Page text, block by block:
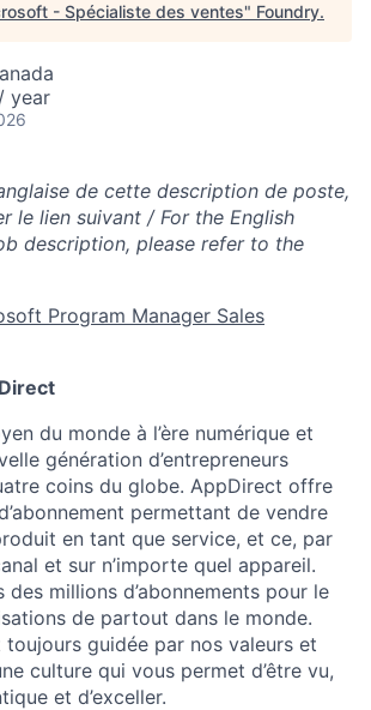
- Spécialiste des ventes" Foundry.
year
de cette description de poste,
le lien suivant / For the English
description, please refer to the
Program Manager Sales
du monde à l’ère numérique et
génération d’entrepreneurs
coins du globe. AppDirect offre
permettant de vendre
en tant que service, et ce, par
et sur n’importe quel appareil.
des millions d’abonnements pour le
de partout dans le monde.
guidée par nos valeurs et
culture qui vous permet d’être vu,
et d’exceller.